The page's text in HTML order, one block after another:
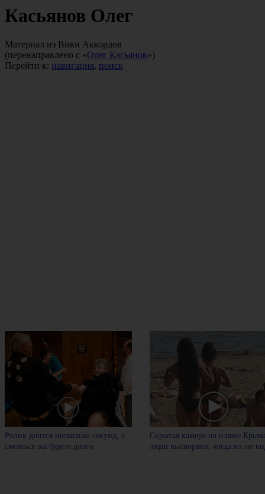
Касьянов Олег
Материал из Вики Аккордов
(перенаправлено с «Олег Касьянов»)
Перейти к: навигация, поиск
Ролик длится несколько секунд, а
смеяться вы будете долго
Скрытая камера на пляже
люди вытворяют, когда их не